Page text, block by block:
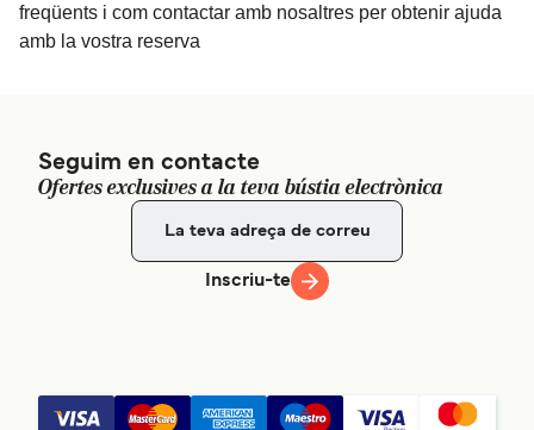
freqüents i com contactar amb nosaltres per obtenir ajuda
amb la vostra reserva
Seguim en contacte
Ofertes exclusives a la teva bústia electrònica
Inscriu-te